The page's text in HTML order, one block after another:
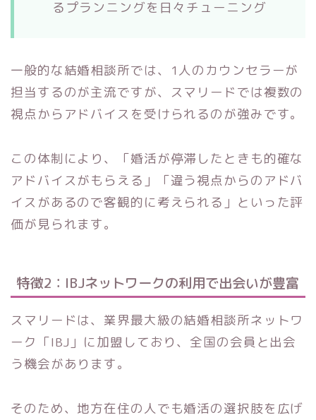
るプランニングを日々チューニング
一般的な結婚相談所では、1人のカウンセラーが
担当するのが主流ですが、スマリードでは複数の
視点からアドバイスを受けられるのが強みです。
この体制により、「婚活が停滞したときも的確な
アドバイスがもらえる」「違う視点からのアドバ
イスがあるので客観的に考えられる」といった評
価が見られます。
特徴2：IBJネットワークの利用で出会いが豊富
スマリードは、業界最大級の結婚相談所ネットワ
ーク「IBJ」に加盟しており、全国の会員と出会
う機会があります。
そのため、地方在住の人でも婚活の選択肢を広げ